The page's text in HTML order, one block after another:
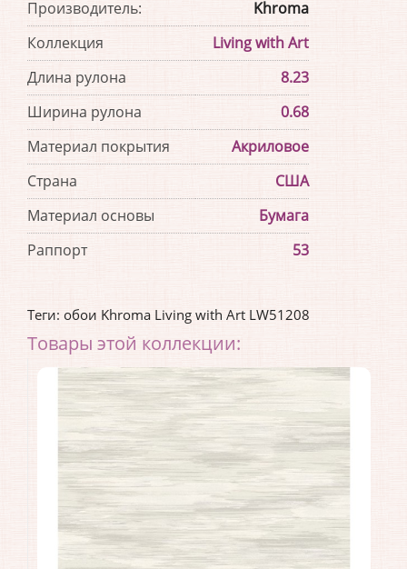
Производитель:
Khroma
Коллекция
Living with Art
Длина рулона
8.23
Ширина рулона
0.68
Материал покрытия
Акриловое
Страна
США
Материал основы
Бумага
Раппорт
53
Теги: обои Khroma Living with Art LW51208
Товары этой коллекции: